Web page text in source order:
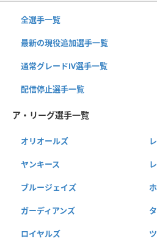
全選手一覧
最新の現役追加選手一覧
通常グレードⅣ選手一覧
配信停止選手一覧
ア・リーグ選手一覧
オリオールズ
ヤンキース
ブルージェイズ
ガーディアンズ
ロイヤルズ